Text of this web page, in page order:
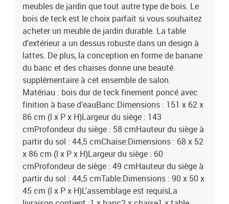
meubles de jardin que tout autre type de bois. Le
bois de teck est le choix parfait si vous souhaitez
acheter un meuble de jardin durable. La table
d'extérieur a un dessus robuste dans un design à
lattes. De plus, la conception en forme de banane
du banc et des chaises donne une beauté
supplémentaire à cet ensemble de salon.
Matériau : bois dur de teck finement poncé avec
finition à base d’eauBanc:Dimensions : 151 x 62 x
86 cm (l x P x H)Largeur du siège : 143
cmProfondeur du siège : 58 cmHauteur du siège à
partir du sol : 44,5 cmChaise:Dimensions : 68 x 52
x 86 cm (l x P x H)Largeur du siège : 60
cmProfondeur de siège : 49 cmHauteur du siège à
partir du sol : 44,5 cmTable:Dimensions : 90 x 50 x
45 cm (l x P x H)L'assemblage est requisLa